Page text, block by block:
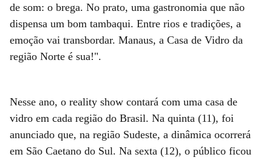
de som: o brega. No prato, uma gastronomia que não
dispensa um bom tambaqui. Entre rios e tradições, a
emoção vai transbordar. Manaus, a Casa de Vidro da
região Norte é sua!".
Nesse ano, o reality show contará com uma casa de
vidro em cada região do Brasil. Na quinta (11), foi
anunciado que, na região Sudeste, a dinâmica ocorrerá
em São Caetano do Sul. Na sexta (12), o público ficou